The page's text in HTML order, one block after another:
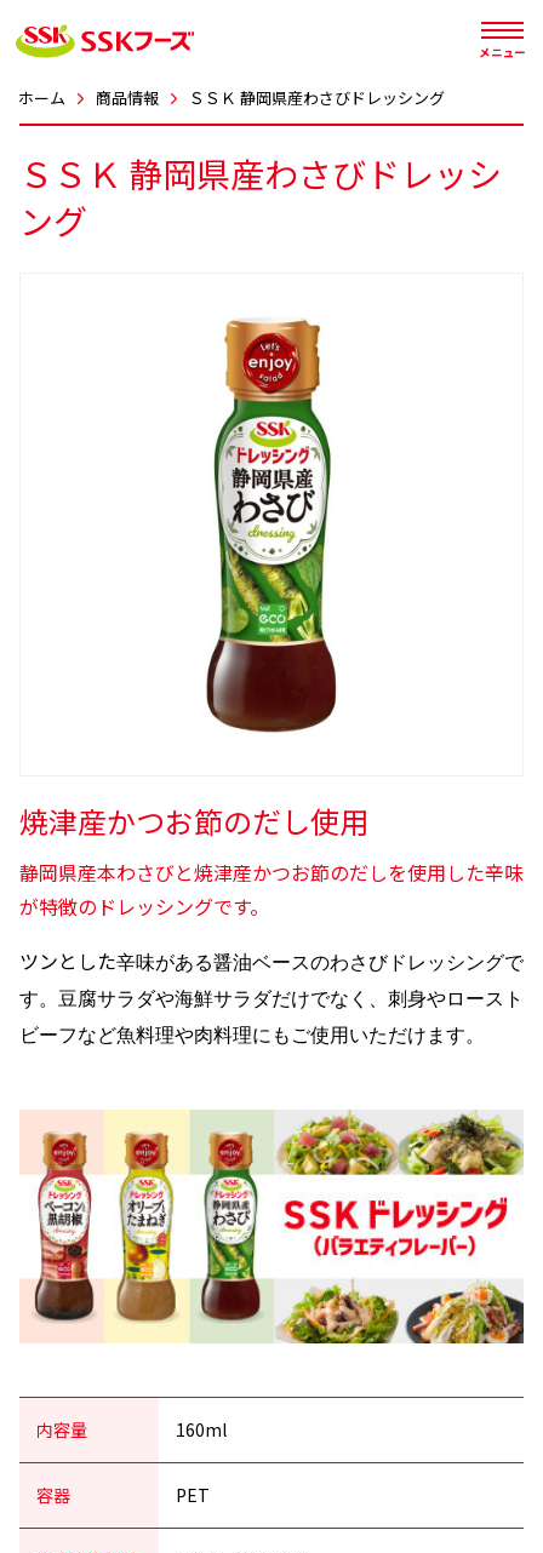
メニュー
ホーム 商品情報 ＳＳＫ 静岡県産わさびドレッシング
ＳＳＫ 静岡県産わさびドレッシ
ング
焼津産かつお節のだし使用
静岡県産本わさびと焼津産かつお節のだしを使用した辛味
が特徴のドレッシングです。
ツンとした辛味がある醤油ベースのわさびドレッシングで
す。豆腐サラダや海鮮サラダだけでなく、刺身やロースト
ビーフなど魚料理や肉料理にもご使用いただけます。
内容量 160ml
容器 PET